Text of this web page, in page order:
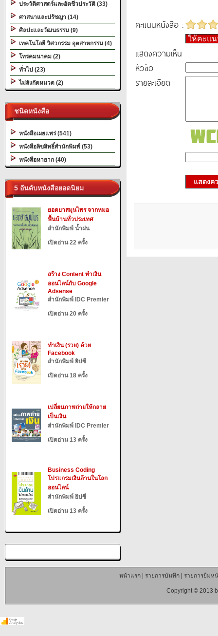
ประวัติศาสตร์และอัตชีวประวัติ (33)
ศาสนาและปรัชญา (14)
ศิลปะและวัฒนธรรม (9)
เทคโนโลยี วิศวกรรม อุตสาหกรรม (4)
โทรคมนาคม (2)
ทั่วไป (23)
ไม่สังกัดหมวด (2)
ชนิดหนังสือ
หนังสือเผยแพร่ (541)
หนังสือลิขสิทธิ์สำนักพิมพ์ (53)
หนังสือหายาก (40)
5 อันดับหนังสือยอดนิยม
ยอดยาสมุนไพร จากหมอ
พื้นบ้านทั่วประเทศ
สำนักพิมพ์ น้ำฝน
เปิดอ่าน 22 ครั้ง
สร้าง Content ทำเงิน
ออนไลน์กับ Google
Adsense
สำนักพิมพ์ IDC Premier
เปิดอ่าน 20 ครั้ง
ทำเงิน (รวย) ด้วย
Facebook
สำนักพิมพ์ ยิปซี
เปิดอ่าน 18 ครั้ง
เปลี่ยนภาพถ่ายให้กลาย
เป็นเงิน
สำนักพิมพ์ IDC Premier
เปิดอ่าน 13 ครั้ง
Business Coding
โปรแกรมเงินล้านในโลก
ออนไลน์
สำนักพิมพ์ ยิปซี
เปิดอ่าน 13 ครั้ง
คะแนนหนังสือ :
ให้คะแ
แสดงความเห็น
หัวข้อ
รายละเอียด
แสดงค
หน้าแรก| รายการบันทึก| รายการยืมห
Copyright © 2013